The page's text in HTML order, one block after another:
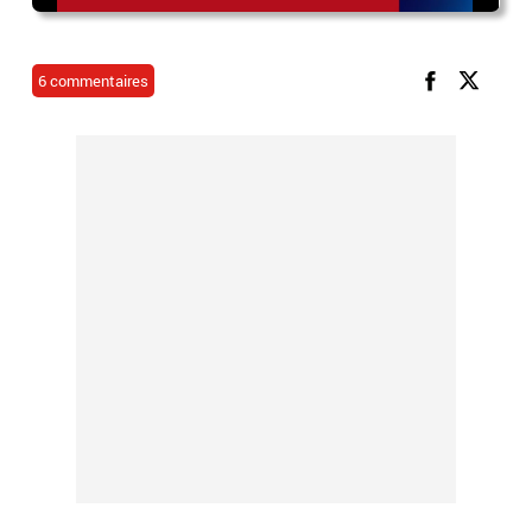
6 commentaires